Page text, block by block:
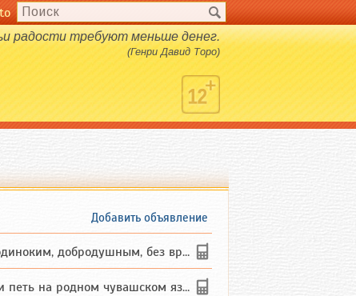
радости требуют меньше денег.
(Генри Давид Торо)
Добавить объявление
добродушным, без вредных ...
на родном чувашском языке